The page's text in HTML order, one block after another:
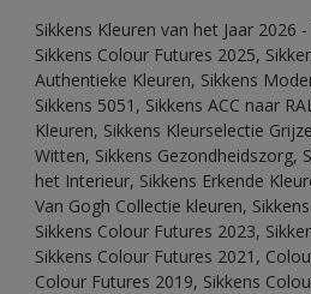
Sikkens Kleuren van het Jaar 2026
Sikkens Colour Futures 2025,
Authentieke Kleuren, Sikkens
Sikkens 5051, Sikkens ACC naar
Kleuren, Sikkens Kleurselectie
Witten, Sikkens Gezondheidszorg,
het Interieur, Sikkens Erkende
Van Gogh Collectie kleuren,
Sikkens Colour Futures 2023,
Sikkens Colour Futures 2021,
Colour Futures 2019, Sikkens